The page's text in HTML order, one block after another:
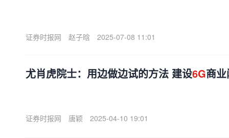
证券时报网 赵子晗 2025-07-08 11:01
尤肖虎院士：用边做边试的方法 建设6G商
证券时报网 唐颖 2025-04-10 19:01